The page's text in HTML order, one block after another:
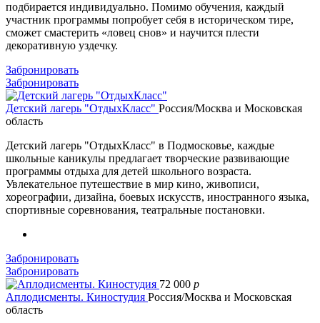
подбирается индивидуально. Помимо обучения, каждый
участник программы попробует себя в историческом тире,
сможет смастерить «ловец снов» и научится плести
декоративную уздечку.
Забронировать
Забронировать
Детский лагерь "ОтдыхКласс" Россия/Москва и Московская
область
Детский лагерь "ОтдыхКласс" в Подмосковье, каждые
школьные каникулы предлагает творческие развивающие
программы отдыха для детей школьного возраста.
Увлекательное путешествие в мир кино, живописи,
хореографии, дизайна, боевых искусств, иностранного языка,
спортивные соревнования, театральные постановки.
Забронировать
Забронировать
72 000 p
Аплодисменты. Киностудия Россия/Москва и Московская
область